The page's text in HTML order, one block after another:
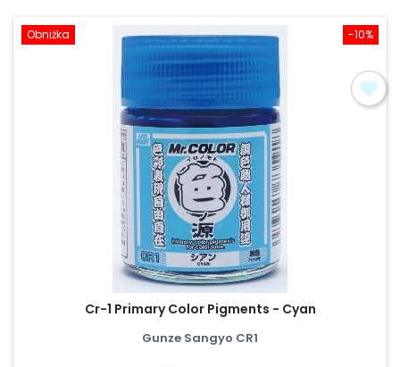
-10%
Obniżka
Cr-1 Primary Color Pigments - Cyan
Gunze Sangyo CR1